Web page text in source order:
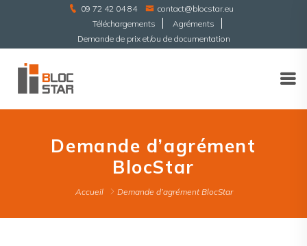
09 72 42 04 84
contact@blocstar.eu
Téléchargements
Agréments
Demande de prix et/ou de documentation
Demande d’agrément
BlocStar
Accueil Demande d’agrément BlocStar